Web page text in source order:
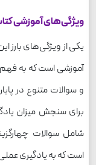
ویژگی‌های آموزشی
یکی از ویژگی‌های بارز
آموزشی است که به
و سوالات متنوع در
برای سنجش میزان
شامل سوالات
است که به یادگیری